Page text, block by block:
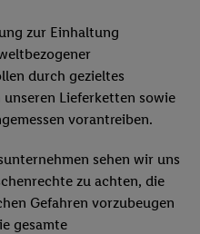
zur Einhaltung
durch gezieltes
unseren Lieferketten sowie
vorantreiben.
sehen wir uns
zu achten, die
Gefahren vorzubeugen
gesamte